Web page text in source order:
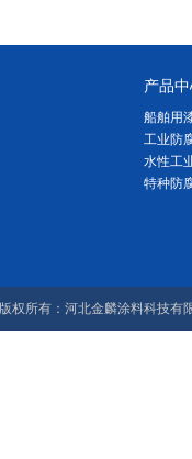
产品
船舶用
工业防
水性工
特种防
版权所有：河北金麟涂料科技